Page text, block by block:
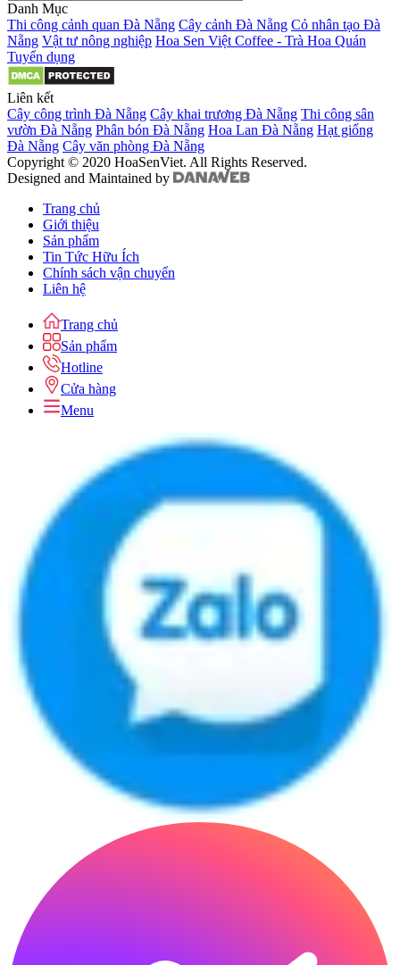
Danh Mục
Thi công cảnh quan Đà Nẵng Cây cảnh Đà Nẵng Cỏ nhân tạo Đà
Nẵng Vật tư nông nghiệp Hoa Sen Việt Coffee - Trà Hoa Quán
Tuyển dụng
Liên kết
Cây công trình Đà Nẵng Cây khai trương Đà Nẵng Thi công sân
vườn Đà Nẵng Phân bón Đà Nẵng Hoa Lan Đà Nẵng Hạt giống
Đà Nẵng Cây văn phòng Đà Nẵng
Copyright © 2020 HoaSenViet. All Rights Reserved.
Designed and Maintained by
Trang chủ
Giới thiệu
Sản phẩm
Tin Tức Hữu Ích
Chính sách vận chuyển
Liên hệ
Trang chủ
Sản phẩm
Hotline
Cửa hàng
Menu